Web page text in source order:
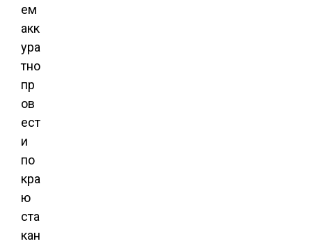
ем
акк
ура
тно
пр
ов
ест
и
по
кра
ю
ста
кан